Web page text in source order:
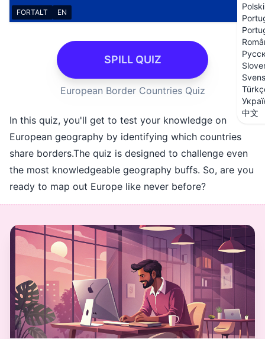
Polski
中文
FORTALT EN
SPILL QUIZ
European Border Countries Quiz
In this quiz, you'll get to test your knowledge on
European geography by identifying which countries
share borders.The quiz is designed to challenge even
the most knowledgeable geography buffs. So, are you
ready to map out Europe like never before?